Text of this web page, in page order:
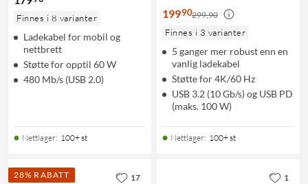
Finnes i 8 varianter
Ladekabel for mobil og
nettbrett
Støtte for opptil 60 W
480 Mb/s (USB 2.0)
Nettlager: 100+ st
19990299,90
Finnes i 3 varianter
5 ganger mer robust enn en
vanlig ladekabel
Støtte for 4K/60 Hz
USB 3.2 (10 Gb/s) og USB PD
(maks. 100 W)
Nettlager: 100+ st
28% RABATT 17 1